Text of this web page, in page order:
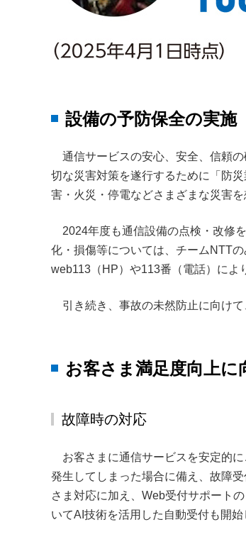
設備の予防保全の実施
通信サービスの安心、安全、信頼
切な災害対策を遂行するために「防
害・火災・停電などさまざまな災害
2024年度も通信設備の点検・改修
化・損傷等については、チームNTT
web113（HP）や113番（電話）によ
引き続き、事故の未然防止に向け
お客さま満足度向上に
故障時の対応
お客さまに通信サービスを安定的
発生してしまった場合に備え、故障
さま対応に加え、Web受付サポート
いてAI技術を活用した自動受付も開始